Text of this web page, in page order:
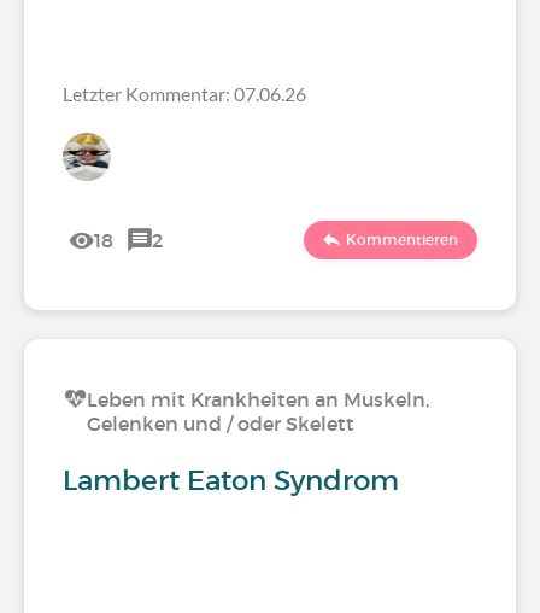
Letzter Kommentar: 07.06.26
18 2 Kommentieren
Leben mit Krankheiten an Muskeln,
Gelenken und / oder Skelett
Lambert Eaton Syndrom